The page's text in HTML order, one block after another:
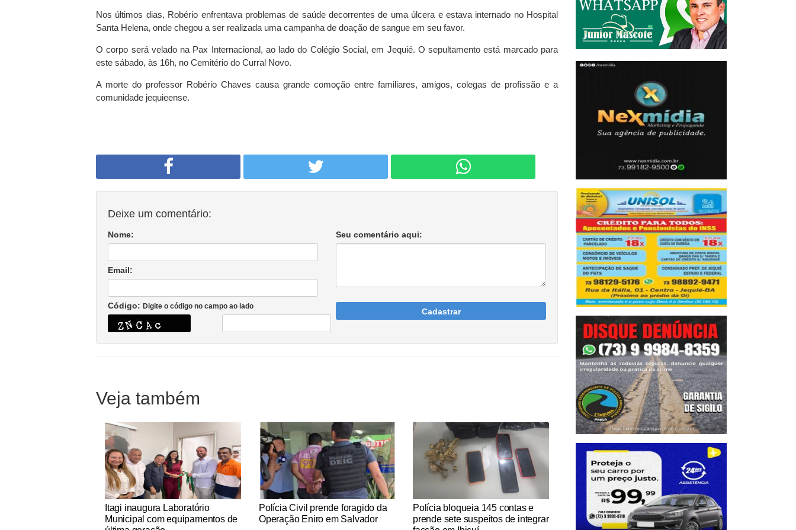
Nos últimos dias, Robério enfrentava problemas de saúde decorrentes de uma úlcera e estava internado no Hospital
Santa Helena, onde chegou a ser realizada uma campanha de doação de sangue em seu favor.
O corpo será velado na Pax Internacional, ao lado do Colégio Social, em Jequié. O sepultamento está marcado para
este sábado, às 16h, no Cemitério do Curral Novo.
A morte do professor Robério Chaves causa grande comoção entre familiares, amigos, colegas de profissão e a
comunidade jequieense.
Deixe um comentário:
Nome:
Email:
Código: Digite o código no campo ao lado
Seu comentário aqui:
Cadastrar
Veja também
Notícias Católicas
Itagi inaugura Laboratório
Municipal com equipamentos de
Notícias Católicas
Polícia Civil prende foragido da
Operação Eniro em Salvador
Notícias Católicas
Polícia bloqueia 145 contas e
prende sete suspeitos de integrar